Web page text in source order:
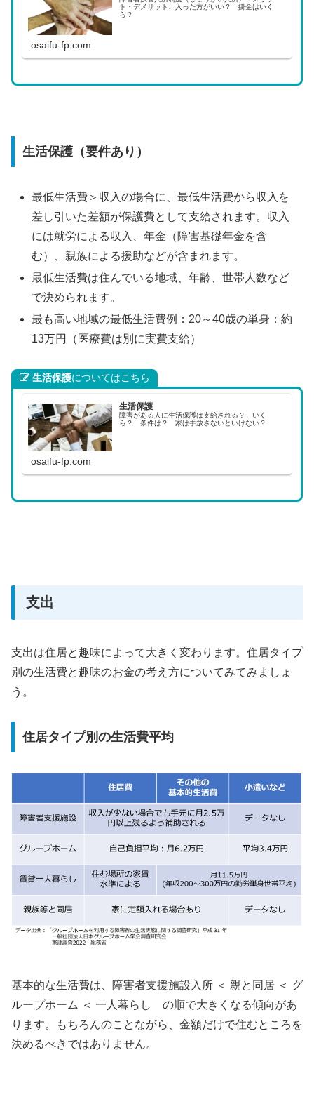
ト・デメリット、入った方がいい？ 掛金はいく
ら？
osaifu-fp.com
生活保護（要件あり）
最低生活費＞収入の場合に、最低生活費から収入を
差し引いた差額が保護費として支給されます。収入
には就労による収入、年金（障害基礎年金を含
む）、親族による援助などが含まれます。
最低生活費は住んでいる地域、年齢、世帯人数など
で決められます。
最も高い地域の最低生活費例：20～40歳の単身：約
13万円（医療費は別に実費支給）
生活保護についてはこちら
生活保護
障害がある人に生活保護は支給される？ いく
ら？ 条件は？ 家は手放さないといけない？
osaifu-fp.com
支出
支出は住居と趣味によって大きく変わります。住居タイプ
別の生活費と趣味のお金の考え方についてみてみましょ
う。
住居タイプ別の生活費平均
基本的な生活費は、障害者支援施設入所 ＜ 親と同居 ＜ グ
ループホーム ＜ 一人暮らし の順で大きくなる傾向があ
ります。もちろんのことながら、金額だけで住むところを
決めるべきではありません。